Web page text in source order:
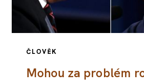
ČLOVĚK
Mohou za problém